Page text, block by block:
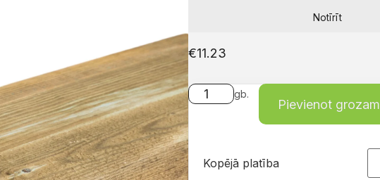
Notīrīt
€11.23
gb.
Pievienot grozam
Kopējā platība